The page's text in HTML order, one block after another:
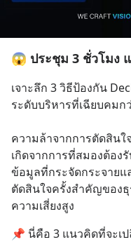
😱 ประชุม 3 ชั่วโมง
เจาะลึก 3 วิธีป้องกัน
ระดับบริหารที่เฉียบคมก
ความล้าจากการตัดสินใ
เกิดจากการที่สมองต้อง
ข้อมูลที่กระจัดกระจาย
ตัดสินใจครั้งสำคัญของธุ
ความเสี่ยงสูง
📌 นี่คือ 3 แนวคิดที่จะเ